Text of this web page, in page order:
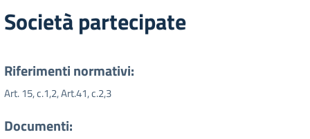
Società partecipate
Riferimenti normativi:
Art. 15, c.1,2, Art.41, c.2,3
Documenti: